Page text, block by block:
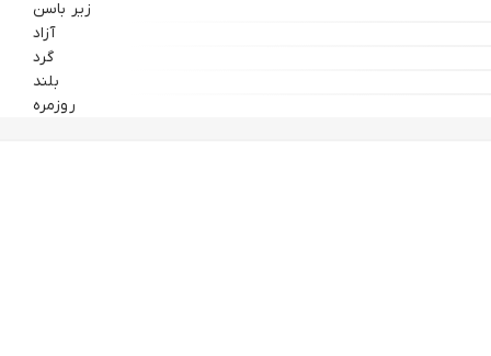
زیر باسن
آزاد
گرد
بلند
روزمره